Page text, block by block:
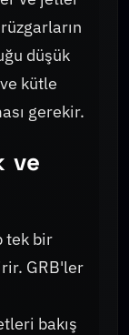
düşük
kütle
gerekir.
ve
tek bir
GRB'ler
bakış